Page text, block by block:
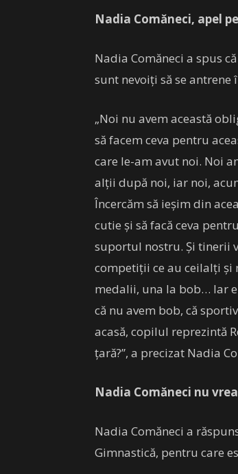
Nadia Comăneci, apel
Nadia Comăneci a spus
sunt nevoiți să se antrene
„Noi nu avem această
să facem ceva pentru
care le-am avut noi. Noi
alții după noi, iar noi,
Încercăm să ieșim din
cutie și să facă ceva
suportul nostru. Și tinerii
competiții ce au ceilalți și
medalii, una la bob… Iar
că nu avem bob, că
acasă, copilul reprezintă
țară?”, a precizat Nadia
Nadia Comăneci nu
Nadia Comăneci a
Gimnastică, pentru care